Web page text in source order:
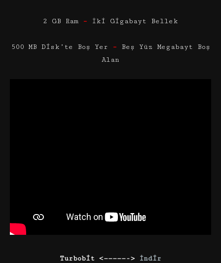
2 GB Ram – İki Gigabayt Bellek
500 MB Disk’te Boş Yer – Beş Yüz Megabayt Boş
Alan
Turbobit <—————-> İndir